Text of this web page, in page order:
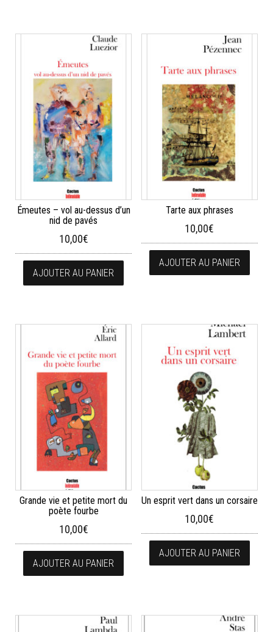
Émeutes – vol au-dessus d’un
nid de pavés
10,00€
AJOUTER AU PANIER
Tarte aux phrases
10,00€
AJOUTER AU PANIER
Grande vie et petite mort du
poète fourbe
10,00€
AJOUTER AU PANIER
Un esprit vert dans un corsaire
10,00€
AJOUTER AU PANIER